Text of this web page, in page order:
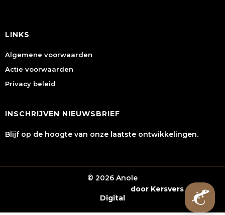
LINKS
Algemene voorwaarden
Actie voorwaarden
Privacy beleid
INSCHRIJVEN NIEUWSBRIEF
Blijf op de hoogte van onze laatste ontwikkelingen.
© 2026 Anole
door Kersvers
Digital